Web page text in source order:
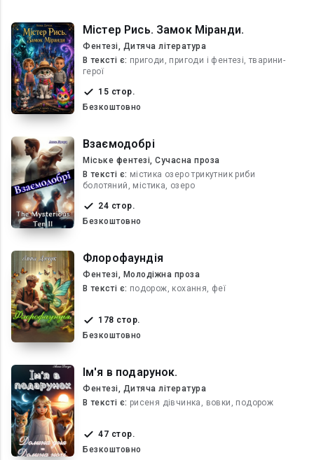
Містер Рись. Замок Міранди.
Фентезі, Дитяча література
В текcті є: пригоди, пригоди і фентезі, тварини-
герої
15 стор.
Безкоштовно
Взаємодобрі
Міське фентезі, Сучасна проза
В текcті є: містика озеро трикутник риби
болотяний, містика, озеро
24 стор.
Безкоштовно
Флорофаундія
Фентезі, Молодіжна проза
В текcті є: подорож, кохання, феї
178 стор.
Безкоштовно
Ім'я в подарунок.
Фентезі, Дитяча література
В текcті є: рисеня дівчинка, вовки, подорож
47 стор.
Безкоштовно